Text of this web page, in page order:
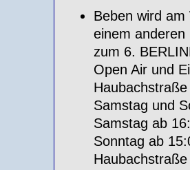
Beben wird
einem anderen
zum 6.
Open Air und
Haubachstraße
Samstag und
Samstag ab
Sonntag ab
Haubachstraße